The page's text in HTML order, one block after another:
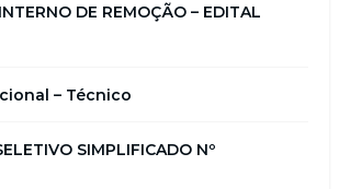
DE REMOÇÃO – EDITAL
– Técnico
SIMPLIFICADO Nº